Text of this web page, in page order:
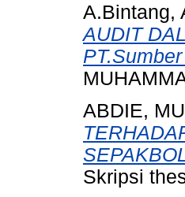
A.Bintang,
AUDIT
ABDIE,
Skripsi